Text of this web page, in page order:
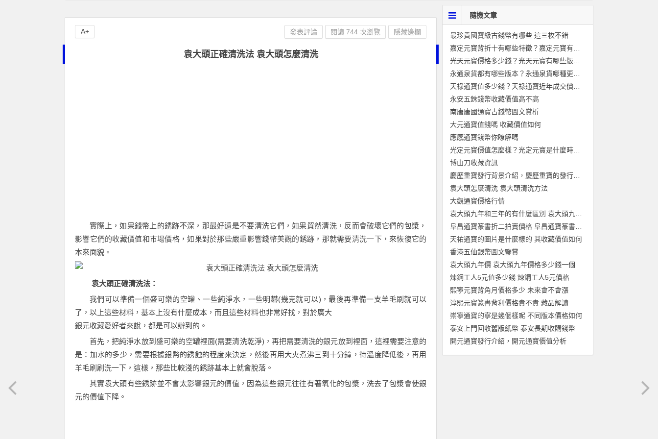
袁大頭正確清洗法 袁大頭怎麼清洗
實際上，如果錢幣上的銹跡不深，那最好還是不要清洗它們，如果貿然清洗，反而會破壞它們的包漿，
影響它們的收藏價值和市場價格，如果對於那些嚴重影響錢幣美觀的銹跡，那就需要清洗一下，來恢復它的
本來面貌。
袁大頭正確清洗法：
我們可以準備一個盛可樂的空罐、一些純淨水，一些明礬(幾克就可以)，最後再準備一支羊毛刷就可以
了，以上這些材料，基本上沒有什麼成本，而且這些材料也非常好找，對於廣大
銀元收藏愛好者來說，都是可以辦到的。
首先，把純淨水放到盛可樂的空罐裡面(需要清洗乾淨)，再把需要清洗的銀元放到裡面，這裡需要注意的
是：加水的多少，需要根據銀幣的銹蝕的程度來決定，然後再用大火煮沸三到十分鐘，待溫度降低後，再用
羊毛刷刷洗一下，這樣，那些比較淺的銹跡基本上就會脫落。
其實袁大頭有些銹跡並不會太影響銀元的價值，因為這些銀元往往有著氧化的包漿，洗去了包漿會使銀
元的價值下降。
發表評論 閱讀 744 次瀏覽 隱藏邊欄
A+
隨機文章
最珍貴國寶級古錢幣有哪些 這三枚不錯
永安五銖錢幣收藏價值高不高
南唐唐國通寶古錢幣圖文賞析
大元通寶值錢嗎 收藏價值如何
應感通寶錢幣你瞭解嗎
博山刀收藏資訊
袁大頭怎麼清洗 袁大頭清洗方法
大觀通寶價格行情
天祐通寶的圖片是什麼樣的 其收藏價值如何
香港五仙銀幣圖文鑒賞
袁大頭九年價 袁大頭九年價格多少錢一個
煉鋼工人5元值多少錢 煉鋼工人5元價格
熙寧元寶背角月價格多少 未來會不會漲
淳熙元寶篆書背利價格貴不貴 藏品解讀
崇寧通寶的寧是幾個樣呢 不同版本價格如何
泰安上門回收舊版紙幣 泰安長期收購錢幣
開元通寶發行介紹，開元通寶價值分析